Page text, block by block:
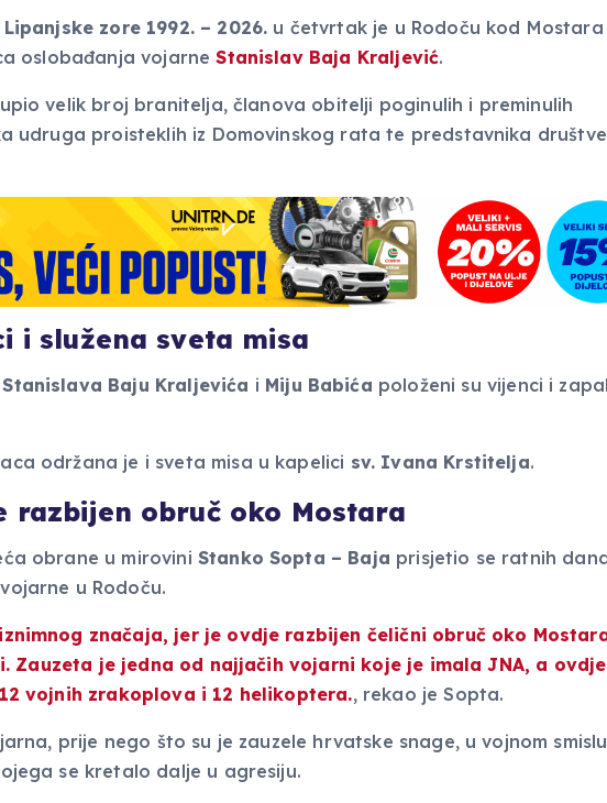
Lipanjske zore 1992. – 2026. u četvrtak je u Rodoču kod Mostara
oslobađanja vojarneStanislav Baja Kraljević.
velik broj branitelja, članova obitelji poginulih i preminulih
udruga proisteklih iz Domovinskog rata te predstavnika
i služena sveta misa
Stanislava Baju Kraljevića i Miju Babića položeni su vijenci i
održana je i sveta misa u kapelici sv. Ivana Krstitelja.
razbijen obruč oko Mostara
obrane u mirovini Stanko Sopta – Baja prisjetio se ratnih
u Rodoču.
značaja, jer je ovdje razbijen čelični obruč oko
Zauzeta je jedna od najjačih vojarni koje je imala JNA, a
vojnih zrakoplova i 12 helikoptera., rekao je Sopta.
prije nego što su je zauzele hrvatske snage, u vojnom
se kretalo dalje u agresiju.